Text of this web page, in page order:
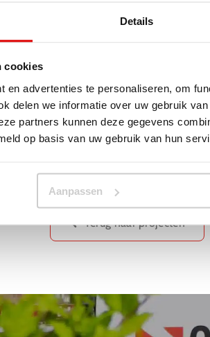
Details
cookies
en advertenties te personaliseren, om
delen we informatie over uw gebruik
partners kunnen deze gegevens
op basis van uw gebruik van hun
Aanpassen
Terug naar projecten